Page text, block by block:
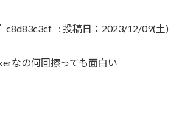
c8d83c3cf : 投稿日：2023/12/09(土)
なの何回擦っても面白い